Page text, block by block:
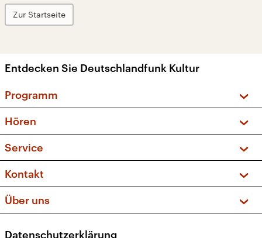
Zur Startseite
Entdecken Sie Deutschlandfunk Kultur
Programm
Sendungen und Podcasts
Musikliste
Kakadu – Das Kinderprogramm
Hören
Frequenzen (UKW + DAB+)
Service
FAQ
Apps
Newsletter
Kontakt
Social Media
Über uns
Datenschutzerklärung